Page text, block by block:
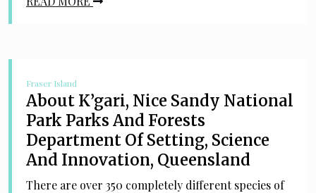
Fraser Island
About K’gari, Nice Sandy National
Park Parks And Forests
Department Of Setting, Science
And Innovation, Queensland
There are over 350 completely different species of